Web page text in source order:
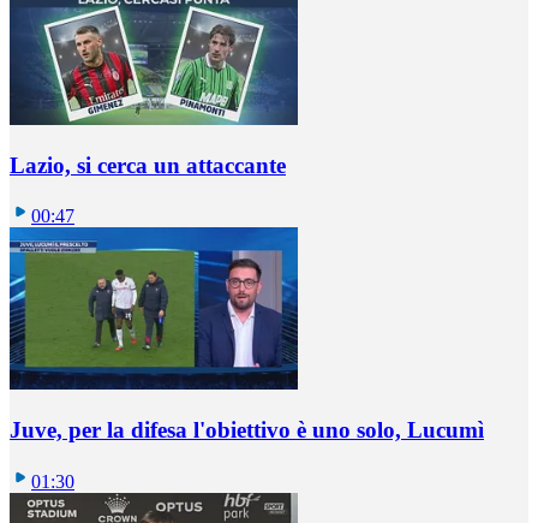
Lazio, si cerca un attaccante
00:47
Juve, per la difesa l'obiettivo è uno solo, Lucumì
01:30